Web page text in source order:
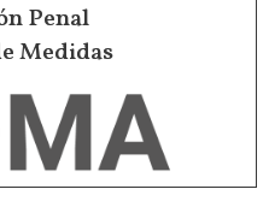
Penal
Medidas